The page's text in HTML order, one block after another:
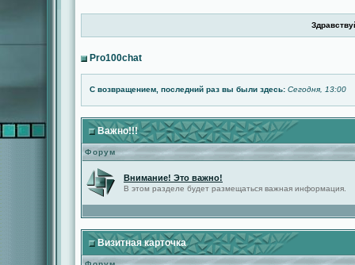
Pro100chat
С возвращением, последний раз вы были здесь: Сегодня, 13:00
Важно!!!
Форум
Внимание! Это важно!
В этом разделе будет размещаться важная информация.
Визитная карточка